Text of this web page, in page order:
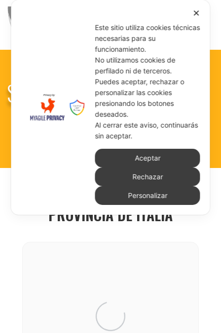
SOCIAL WALL
PROVINCIA DE ITALIA
✕
Este sitio utiliza cookies técnicas
necesarias para su
funcionamiento.
No utilizamos cookies de
perfilado ni de terceros.
Puedes aceptar, rechazar o
personalizar las cookies
presionando los botones
deseados.
Al cerrar este aviso, continuarás
sin aceptar.
Aceptar
Rechazar
Personalizar